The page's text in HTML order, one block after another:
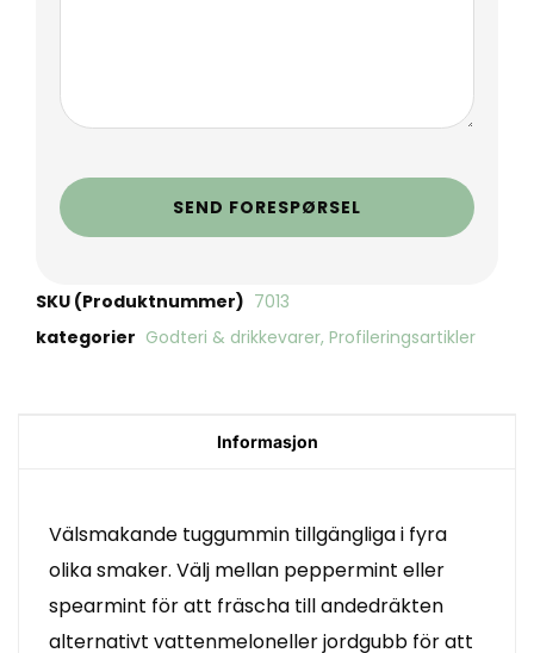
SEND FORESPØRSEL
SKU (Produktnummer) 7013
kategorier Godteri & drikkevarer, Profileringsartikler
Informasjon
Välsmakande tuggummin tillgängliga i fyra
olika smaker. Välj mellan peppermint eller
spearmint för att fräscha till andedräkten
alternativt vattenmeloneller jordgubb för att